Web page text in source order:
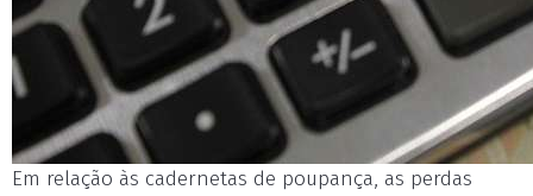
Em relação às cadernetas de poupança, as perdas